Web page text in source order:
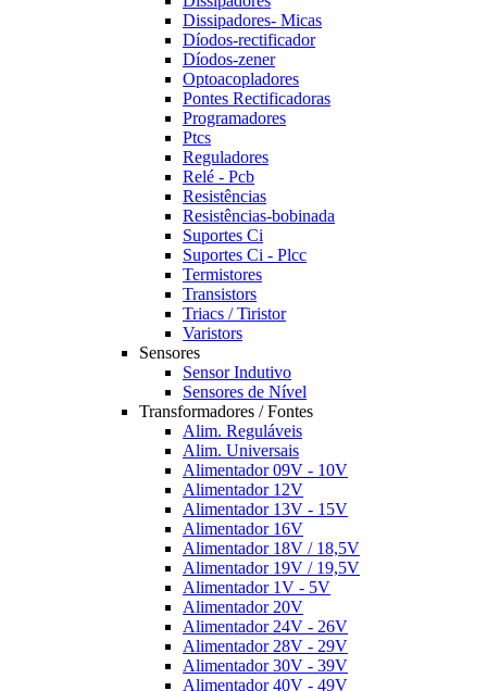
Dissipadores- Micas
Díodos-rectificador
Díodos-zener
Optoacopladores
Pontes Rectificadoras
Programadores
Ptcs
Reguladores
Relé - Pcb
Resistências
Resistências-bobinada
Suportes Ci
Suportes Ci - Plcc
Termistores
Transistors
Triacs / Tiristor
Varistors
Sensores
Sensor Indutivo
Sensores de Nível
Transformadores / Fontes
Alim. Reguláveis
Alim. Universais
Alimentador 09V - 10V
Alimentador 12V
Alimentador 13V - 15V
Alimentador 16V
Alimentador 18V / 18,5V
Alimentador 19V / 19,5V
Alimentador 1V - 5V
Alimentador 20V
Alimentador 24V - 26V
Alimentador 28V - 29V
Alimentador 30V - 39V
Alimentador 40V - 49V